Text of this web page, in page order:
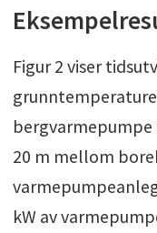
Figur 2 viser
bergvarmepumpe
20 m mellom
kW av